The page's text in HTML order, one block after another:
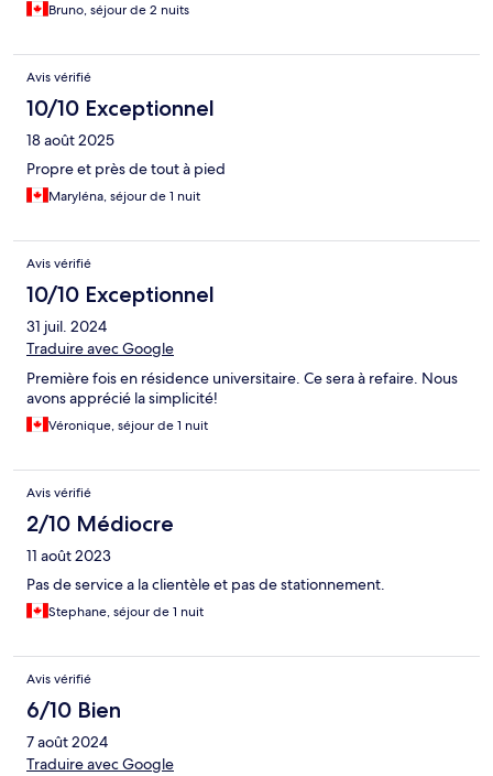
Bruno, séjour de 2 nuits
Avis vérifié
10/10 Exceptionnel
18 août 2025
Propre et près de tout à pied
Maryléna, séjour de 1 nuit
Avis vérifié
10/10 Exceptionnel
31 juil. 2024
Traduire avec Google
Première fois en résidence universitaire. Ce sera à refaire. Nous
avons apprécié la simplicité!
Véronique, séjour de 1 nuit
Avis vérifié
2/10 Médiocre
11 août 2023
Pas de service a la clientèle et pas de stationnement.
Stephane, séjour de 1 nuit
Avis vérifié
6/10 Bien
7 août 2024
Traduire avec Google